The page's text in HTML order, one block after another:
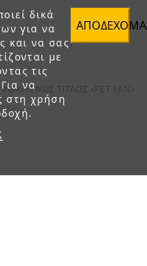
δικά
για να
και να σας
με
τις
να
στη χρήση
ΤΙΤΛΟΣ «PET FAN»